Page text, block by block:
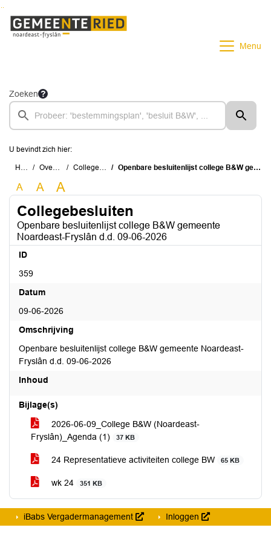
Menu
Zoeken
U bevindt zich hier:
Home Overzichten Collegebesluiten Openbare besluitenlijst college B&W gemeente Noardeast-Fryslân d.d. 09-06-2026
A A A
Collegebesluiten
Openbare besluitenlijst college B&W gemeente
Noardeast-Fryslân d.d. 09-06-2026
ID
359
Datum
09-06-2026
Omschrijving
Openbare besluitenlijst college B&W gemeente Noardeast-
Fryslân d.d. 09-06-2026
Inhoud
Bijlage(s)
2026-06-09_College B&W (Noardeast-
Fryslân)_Agenda (1)
37 KB
24 Representatieve activiteiten college BW 65 KB
wk 24 351 KB
iBabs Vergadermanagement Inloggen